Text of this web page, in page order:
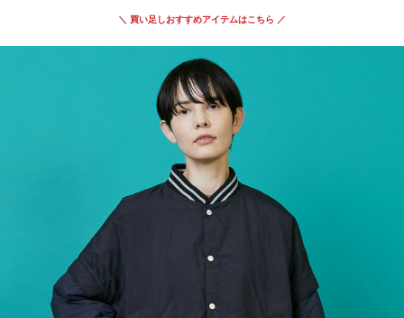
＼ 買い足しおすすめアイテムはこちら ／